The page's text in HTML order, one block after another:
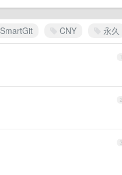
SmartGit CNY 永久
1
2
3